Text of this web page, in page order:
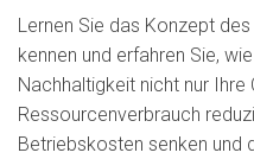
Lernen Sie das Konzept
kennen und erfahren Sie,
Nachhaltigkeit nicht nur Ihre
Ressourcenverbrauch
Betriebskosten senken und